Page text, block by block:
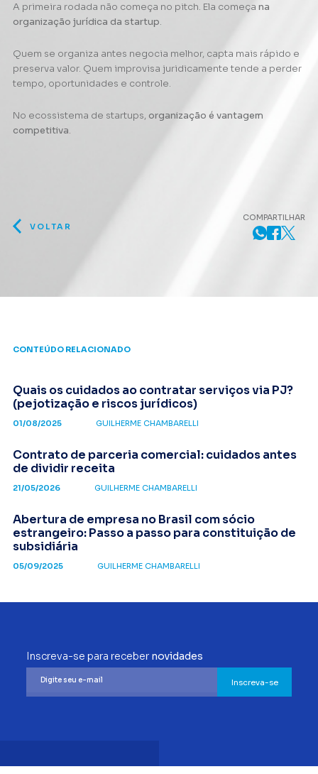
A primeira rodada não começa no pitch. Ela começa na
organização jurídica da startup.
Quem se organiza antes negocia melhor, capta mais rápido e
preserva valor. Quem improvisa juridicamente tende a perder
tempo, oportunidades e controle.
No ecossistema de startups, organização é vantagem
competitiva.
VOLTAR
COMPARTILHAR
CONTEÚDO RELACIONADO
Quais os cuidados ao contratar serviços via PJ?
(pejotização e riscos jurídicos)
01/08/2025 GUILHERME CHAMBARELLI
Contrato de parceria comercial: cuidados antes
de dividir receita
21/05/2026 GUILHERME CHAMBARELLI
Abertura de empresa no Brasil com sócio
estrangeiro: Passo a passo para constituição de
subsidiária
05/09/2025 GUILHERME CHAMBARELLI
Inscreva-se para receber novidades
Inscreva-se